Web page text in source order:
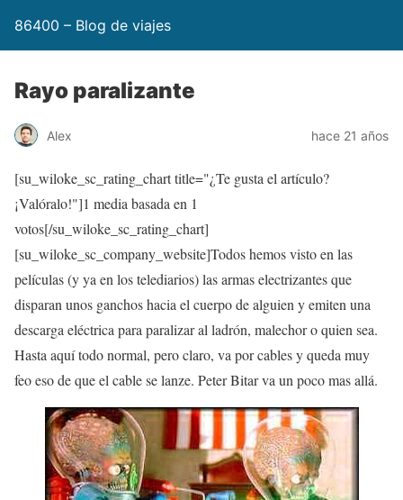
86400 – Blog de viajes
Rayo paralizante
Alex hace 21 años
[su_wiloke_sc_rating_chart title="¿Te gusta el artículo?
¡Valóralo!"]1 media basada en 1
votos[/su_wiloke_sc_rating_chart]
[su_wiloke_sc_company_website]Todos hemos visto en las
películas (y ya en los telediarios) las armas electrizantes que
disparan unos ganchos hacia el cuerpo de alguien y emiten una
descarga eléctrica para paralizar al ladrón, malechor o quien sea.
Hasta aquí todo normal, pero claro, va por cables y queda muy
feo eso de que el cable se lanze. Peter Bitar va un poco mas allá.